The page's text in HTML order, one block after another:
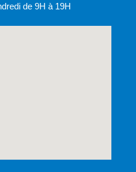
de 9H à 19H